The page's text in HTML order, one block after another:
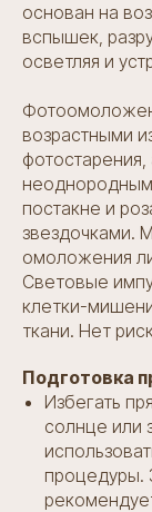
основан на
вспышек,
осветляя и
возрастными
постакне и
звездочками.
омоложения
Световые
клетки-
ткани. Нет
Подготовка
Избегать
солнце или
процедуры.